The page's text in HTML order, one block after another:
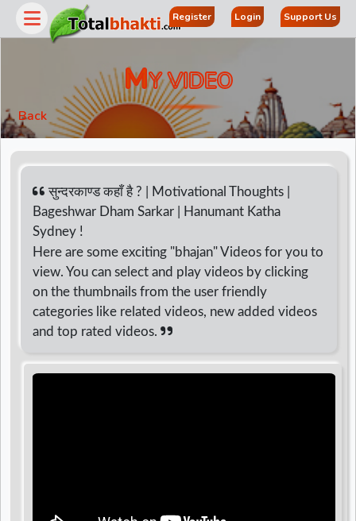
Register Login Support Us
MY VIDEO
Back
सुन्दरकाण्ड कहाँ है ? | Motivational Thoughts |
Bageshwar Dham Sarkar | Hanumant Katha
Sydney !
Here are some exciting "bhajan" Videos for you to
view. You can select and play videos by clicking
on the thumbnails from the user friendly
categories like related videos, new added videos
and top rated videos.